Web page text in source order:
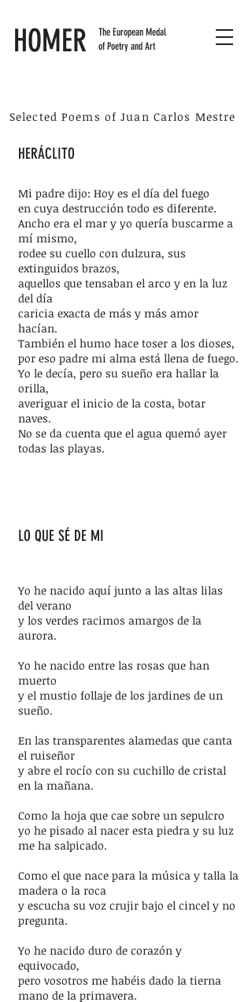
HOMER
The European Medal
of Poetry and Art
HERÁCLITO
Mi padre dijo: Hoy es el día del fuego
en cuya destrucción todo es diferente.
Ancho era el mar y yo quería buscarme a
mí mismo,
rodee su cuello con dulzura, sus
extinguidos brazos,
aquellos que tensaban el arco y en la luz
del día
caricia exacta de más y más amor
hacían.
También el humo hace toser a los dioses,
por eso padre mi alma está llena de fuego.
Yo le decía, pero su sueño era hallar la
orilla,
averiguar el inicio de la costa, botar
naves.
No se da cuenta que el agua quemó ayer
todas las playas.
LO QUE SÉ DE MI
Yo he nacido aquí junto a las altas lilas
del verano
y los verdes racimos amargos de la
aurora.
Yo he nacido entre las rosas que han
muerto
y el mustio follaje de los jardines de un
sueño.
En las transparentes alamedas que canta
el ruiseñor
y abre el rocío con su cuchillo de cristal
en la mañana.
Como la hoja que cae sobre un sepulcro
yo he pisado al nacer esta piedra y su luz
me ha salpicado.
Como el que nace para la música y talla la
madera o la roca
y escucha su voz crujir bajo el cincel y no
pregunta.
Yo he nacido duro de corazón y
equivocado,
pero vosotros me habéis dado la tierna
mano de la primavera.
Selected Poems of Juan Carlos Mestre